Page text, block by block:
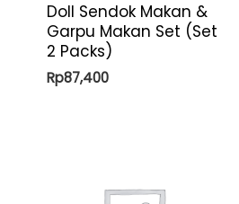
Doll Sendok Makan &
Garpu Makan Set (Set
2 Packs)
Rp87,400